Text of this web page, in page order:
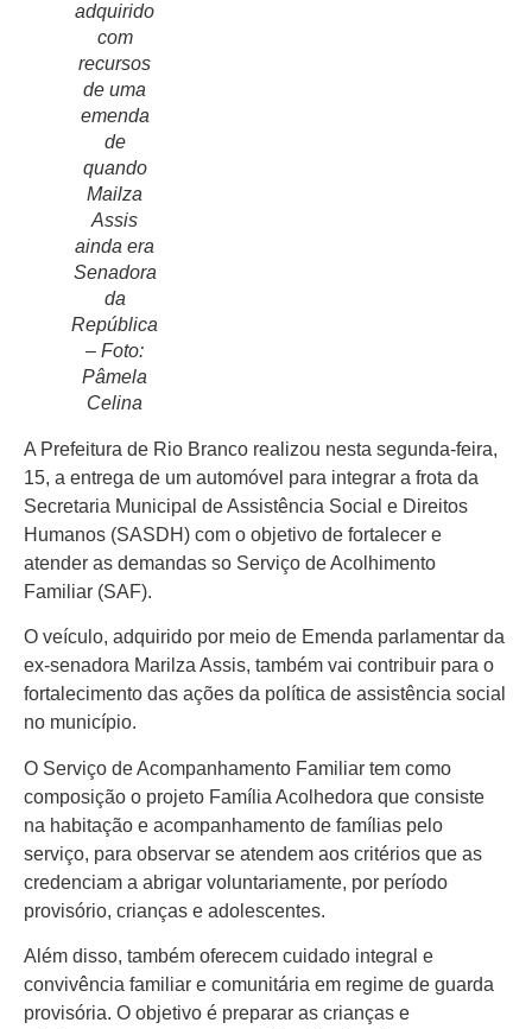
Início
Últimas
Notícias
Agenda
Cultural
Política
Economia
Atos Oficiais
Atualidades
Blogs e
Colunas
Especiais
Gastronomia
TV Portal
Sobre o
Portal Acre
Expediente
Política de
privacidade
Fale com
Portal Acre
adquirido
com
recursos
de uma
emenda
de
quando
Mailza
Assis
ainda era
Senadora
da
República
– Foto:
Pâmela
Celina
A Prefeitura de Rio Branco realizou nesta segunda-feira,
15, a entrega de um automóvel para integrar a frota da
Secretaria Municipal de Assistência Social e Direitos
Humanos (SASDH) com o objetivo de fortalecer e
atender as demandas so Serviço de Acolhimento
Familiar (SAF).
O veículo, adquirido por meio de Emenda parlamentar da
ex-senadora Marilza Assis, também vai contribuir para o
fortalecimento das ações da política de assistência social
no município.
O Serviço de Acompanhamento Familiar tem como
composição o projeto Família Acolhedora que consiste
na habitação e acompanhamento de famílias pelo
serviço, para observar se atendem aos critérios que as
credenciam a abrigar voluntariamente, por período
provisório, crianças e adolescentes.
Além disso, também oferecem cuidado integral e
convivência familiar e comunitária em regime de guarda
provisória. O objetivo é preparar as crianças e